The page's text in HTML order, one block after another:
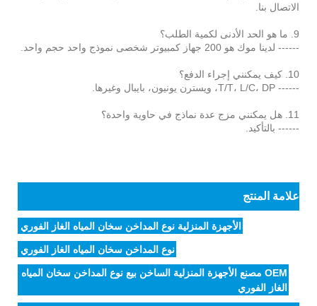
الاتصال بنا.
9. ما هو الحد الأدنى لكمية الطلب؟
------ لدينا موك هو 200 جهاز كمبيوتر شخصى نموذج واحد حجم واحد.
10. كيف يمكنني إجراء الدفع؟
------ T/T، L/C، DP، ويسترن يونيون، بايبال وغيرها.
11. هل يمكنني مزج عدة نماذج في حاوية واحدة؟
------ بالتأكيد.
علامة المنتج
الأجهزة المنزلية نوع المداخن سخان المياه الغاز الفوري
نوع المداخن سخان المياه الغاز الفوري
OEM مصنع الأجهزة المنزلية الساخن بيع نوع المداخن سخان المياه
الغاز الفوري